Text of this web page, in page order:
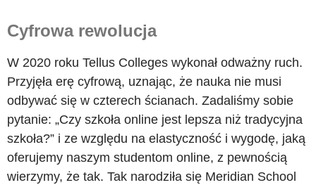
Cyfrowa rewolucja
W 2020 roku Tellus Colleges wykonał odważny ruch.
Przyjęła erę cyfrową, uznając, że nauka nie musi
odbywać się w czterech ścianach. Zadaliśmy sobie
pytanie: „Czy szkoła online jest lepsza niż tradycyjna
szkoła?” i ze względu na elastyczność i wygodę, jaką
oferujemy naszym studentom online, z pewnością
wierzymy, że tak. Tak narodziła się Meridian School